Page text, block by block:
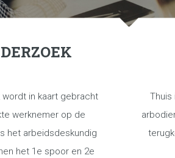
in kaart gebracht
werknemer op de
het arbeidsdeskundig
het 1e spoor en 2e
Thuis